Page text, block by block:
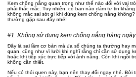
Kem chống nắng quan trọng như thế nào đối với vai
phải thắc mắc. Tuy nhiên, có bạn nào dám tự tin
không mắc sai sót gì khi dùng kem chống nắng
thường gặp sau đây nhé!
#1. Không sử dụng kem chống nắng hàng
Đây là sai lầm cơ bản mà đa số chúng ta thường hay
quan, cũng như vì lười khi nghĩ rằng chỉ cần sử dụng
hoặc khi tiếp xúc trực tiếp với ánh nắng. Còn khi ngồi
không cần thiết.
Nếu có thói quen này, bạn nên thay đổi ngay nhé. Bởi